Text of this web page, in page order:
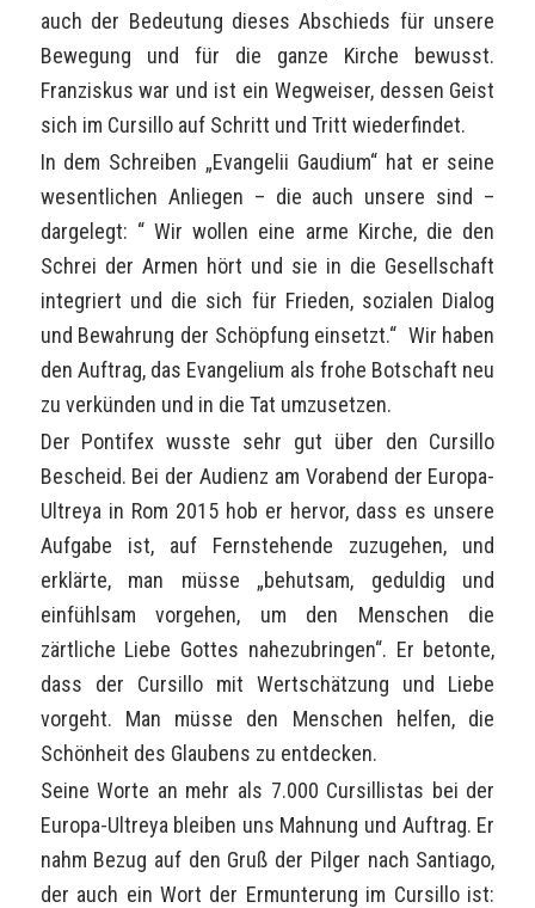
auch der Bedeutung dieses Abschieds für unsere
Bewegung und für die ganze Kirche bewusst.
Franziskus war und ist ein Wegweiser, dessen Geist
sich im Cursillo auf Schritt und Tritt wiederfindet.
In dem Schreiben „Evangelii Gaudium“ hat er seine
wesentlichen Anliegen – die auch unsere sind –
dargelegt: “ Wir wollen eine arme Kirche, die den
Schrei der Armen hört und sie in die Gesellschaft
integriert und die sich für Frieden, sozialen Dialog
und Bewahrung der Schöpfung einsetzt.“ Wir haben
den Auftrag, das Evangelium als frohe Botschaft neu
zu verkünden und in die Tat umzusetzen.
Der Pontifex wusste sehr gut über den Cursillo
Bescheid. Bei der Audienz am Vorabend der Europa-
Ultreya in Rom 2015 hob er hervor, dass es unsere
Aufgabe ist, auf Fernstehende zuzugehen, und
erklärte, man müsse „behutsam, geduldig und
einfühlsam vorgehen, um den Menschen die
zärtliche Liebe Gottes nahezubringen“. Er betonte,
dass der Cursillo mit Wertschätzung und Liebe
vorgeht. Man müsse den Menschen helfen, die
Schönheit des Glaubens zu entdecken.
Seine Worte an mehr als 7.000 Cursillistas bei der
Europa-Ultreya bleiben uns Mahnung und Auftrag. Er
nahm Bezug auf den Gruß der Pilger nach Santiago,
der auch ein Wort der Ermunterung im Cursillo ist: